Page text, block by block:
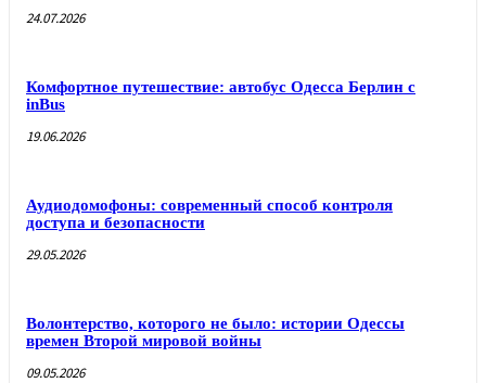
24.07.2026
Комфортное путешествие: автобус Одесса Берлин с
inBus
19.06.2026
Аудиодомофоны: современный способ контроля
доступа и безопасности
29.05.2026
Волонтерство, которого не было: истории Одессы
времен Второй мировой войны
09.05.2026